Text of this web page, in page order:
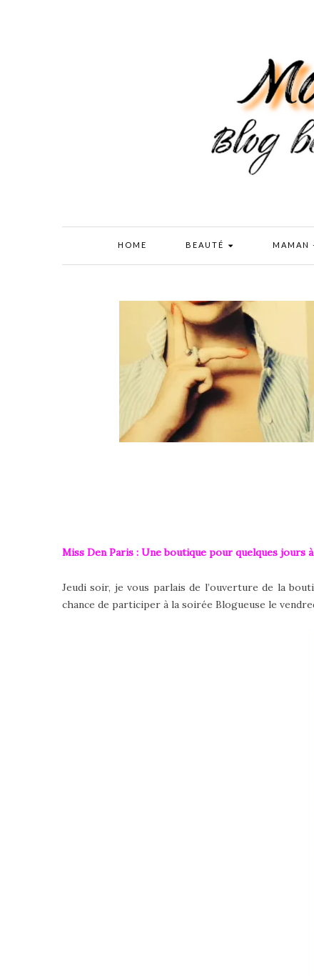
HOME BEAUTÉ MAMAN
Miss Den Paris : Une boutique pour quelques jours
Jeudi soir, je vous parlais de l’ouverture de la
chance de participer à la soirée Blogueuse le